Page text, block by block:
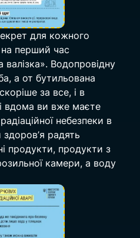
для кожного
на перший час
Водопровідну
а от бутильована
за все, і в
і вдома ви вже маєте
небезпеки в
здоров’я радять
продукти, продукти з
камери, а воду